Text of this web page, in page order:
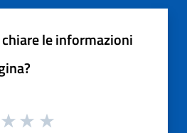
le informazioni